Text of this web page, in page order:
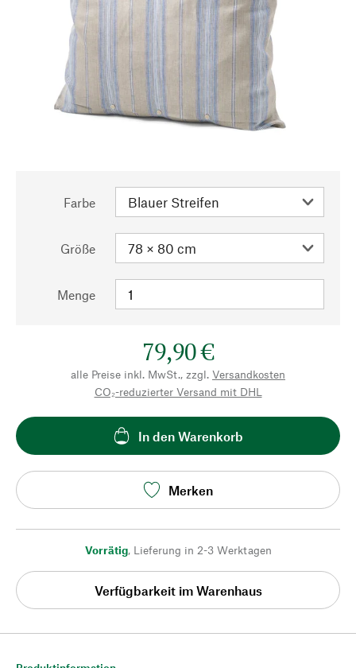
Farbe
Größe
Menge
79,90 €
alle Preise inkl. MwSt., zzgl. Versandkosten
CO₂-reduzierter Versand mit DHL
In den Warenkorb
Merken
Vorrätig, Lieferung in 2-3 Werktagen
Verfügbarkeit im Warenhaus